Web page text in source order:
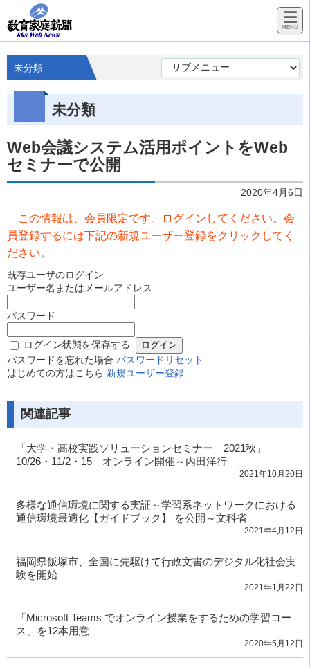
未分類
未分類
Web会議システム活用ポイントをWeb
セミナーで公開
2020年4月6日
この情報は、会員限定です。ログインしてください。会
員登録するには下記の新規ユーザー登録をクリックしてく
ださい。
既存ユーザのログイン
ユーザー名またはメールアドレス
パスワード
ログイン状態を保存する
パスワードを忘れた場合 パスワードリセット
はじめての方はこちら 新規ユーザー登録
関連記事
「大学・高校実践ソリューションセミナー 2021秋」
10/26・11/2・15 オンライン開催～内田洋行
2021年10月20日
多様な通信環境に関する実証～学習系ネットワークにおける
通信環境最適化【ガイドブック】 を公開～文科省
2021年4月12日
福岡県飯塚市、全国に先駆けて行政文書のデジタル化社会実
験を開始
2021年1月22日
「Microsoft Teams でオンライン授業をするための学習コー
ス」を12本用意
2020年5月12日